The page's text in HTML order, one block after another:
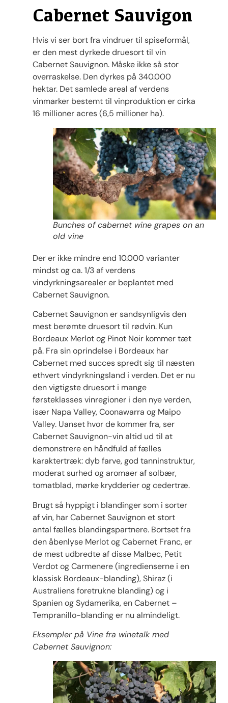
Cabernet Sauvigon
Hvis vi ser bort fra vindruer til spiseformål,
er den mest dyrkede druesort til vin
Cabernet Sauvignon. Måske ikke så stor
overraskelse. Den dyrkes på 340.000
hektar. Det samlede areal af verdens
vinmarker bestemt til vinproduktion er cirka
16 millioner acres (6,5 millioner ha).
Bunches of cabernet wine grapes on an
old vine
Der er ikke mindre end 10.000 varianter
mindst og ca. 1/3 af verdens
vindyrkningsarealer er beplantet med
Cabernet Sauvignon.
Cabernet Sauvignon er sandsynligvis den
mest berømte druesort til rødvin. Kun
Bordeaux Merlot og Pinot Noir kommer tæt
på. Fra sin oprindelse i Bordeaux har
Cabernet med succes spredt sig til næsten
ethvert vindyrkningsland i verden. Det er nu
den vigtigste druesort i mange
førsteklasses vinregioner i den nye verden,
især Napa Valley, Coonawarra og Maipo
Valley. Uanset hvor de kommer fra, ser
Cabernet Sauvignon-vin altid ud til at
demonstrere en håndfuld af fælles
karaktertræk: dyb farve, god tanninstruktur,
moderat surhed og aromaer af solbær,
tomatblad, mørke krydderier og cedertræ.
Brugt så hyppigt i blandinger som i sorter
af vin, har Cabernet Sauvignon et stort
antal fælles blandingspartnere. Bortset fra
den åbenlyse Merlot og Cabernet Franc, er
de mest udbredte af disse Malbec, Petit
Verdot og Carmenere (ingredienserne i en
klassisk Bordeaux-blanding), Shiraz (i
Australiens foretrukne blanding) og i
Spanien og Sydamerika, en Cabernet –
Tempranillo-blanding er nu almindeligt.
Eksempler på Vine fra winetalk med
Cabernet Sauvignon: